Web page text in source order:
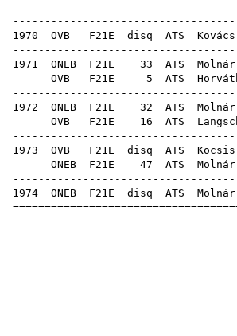
OB
1970 OVB F21E disq ATS
1971 ONEB F21E 33 ATS
OVB F21E 5 ATS
1972 ONEB F21E 32 ATS
OVB F21E 16 ATS
1973 OVB F21E disq ATS
ONEB F21E 47 ATS
1974 ONEB F21E disq ATS